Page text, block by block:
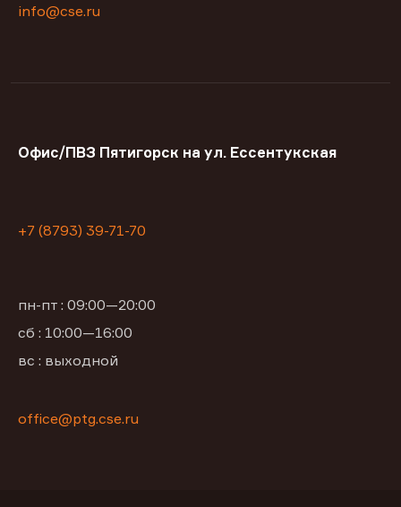
info@cse.ru
Офис/ПВЗ Пятигорск на ул. Ессентукская
+7 (8793) 39-71-70
пн-пт : 09:00—20:00
сб : 10:00—16:00
вс : выходной
office@ptg.cse.ru